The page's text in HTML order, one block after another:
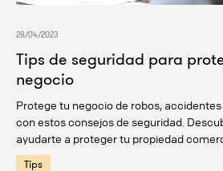
Tips de seguridad para
negocio
28/04/2023
Protege tu negocio de robos,
con estos consejos de seguridad.
ayudarte a proteger tu propiedad
Tips